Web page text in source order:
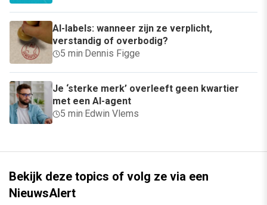
AI-labels: wanneer zijn ze verplicht,
verstandig of overbodig?
5 min· Dennis Figge
Je ‘sterke merk’ overleeft geen kwartier
met een AI-agent
5 min· Edwin Vlems
Bekijk deze topics of volg ze via een
NieuwsAlert